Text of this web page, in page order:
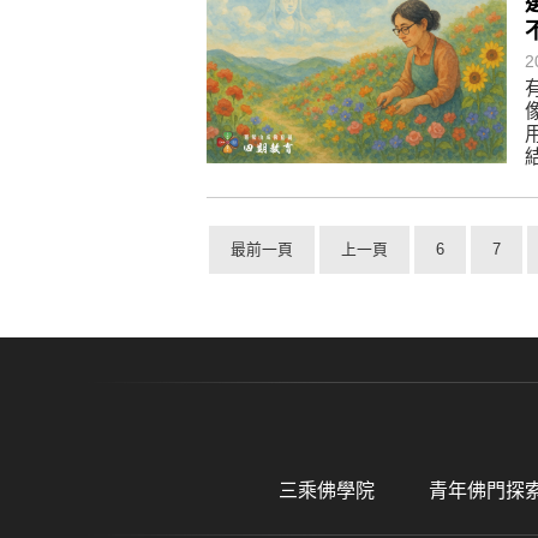
最前一頁 上一頁 6 7
三乘佛學院 青年佛門探